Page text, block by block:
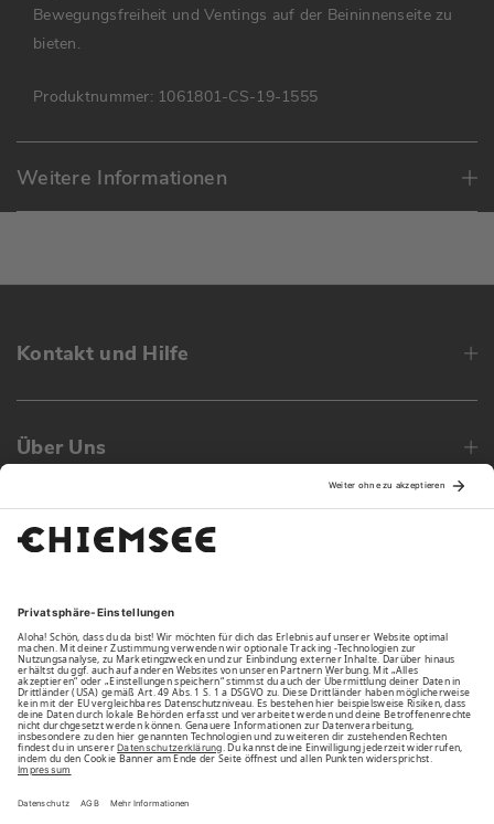
Bewegungsfreiheit und Ventings auf der Beininnenseite zu
bieten.
Produktnummer: 1061801-CS-19-1555
Weitere Informationen
Kontakt und Hilfe
Über Uns
Family
Unsere Vorteile
Unsere Partner